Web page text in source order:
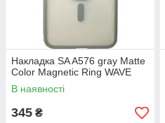
Накладка SA A576 gray Matte
Color Magnetic Ring WAVE
В наявності
345 ₴